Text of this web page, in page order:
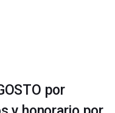
por